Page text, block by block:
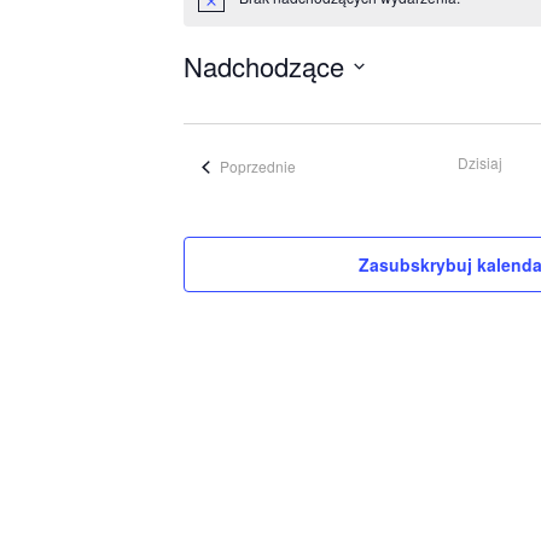
Powiadomienie
Nadchodzące
datę.
PoprzednieWydarzenia Dzisiaj
Zasubskrybuj